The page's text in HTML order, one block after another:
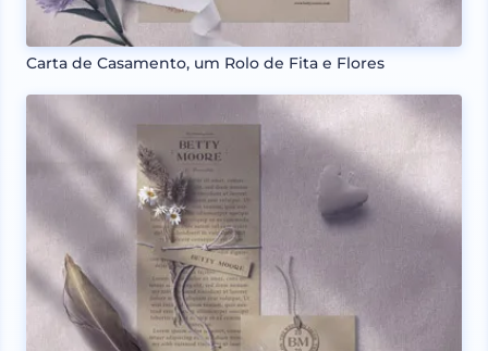
Carta de Casamento, um Rolo de Fita e Flores